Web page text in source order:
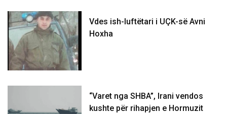
Vdes ish-luftëtari i UÇK-së Avni
Hoxha
“Varet nga SHBA”, Irani vendos
kushte për rihapjen e Hormuzit